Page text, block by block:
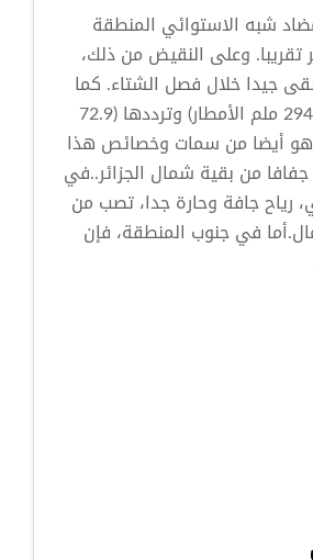
شبه الاستوائي المنطقة
تقريبا. وعلى النقيض من ذلك،
جيدا خلال فصل الشتاء. كما
أن قلة الأمطار ( 294 ملم الأمطار) وترددها (72.9
هو أيضا من سمات وخصائص هذا
جفافا من بقية شمال الجزائر..في
رياح جافة وحارة جدا، تصب من
في جنوب المنطقة، فإن